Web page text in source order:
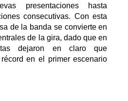
presentaciones hasta
consecutivas. Con esta
de la banda se convierte en
de la gira, dado que en
dejaron en claro que
en el primer escenario